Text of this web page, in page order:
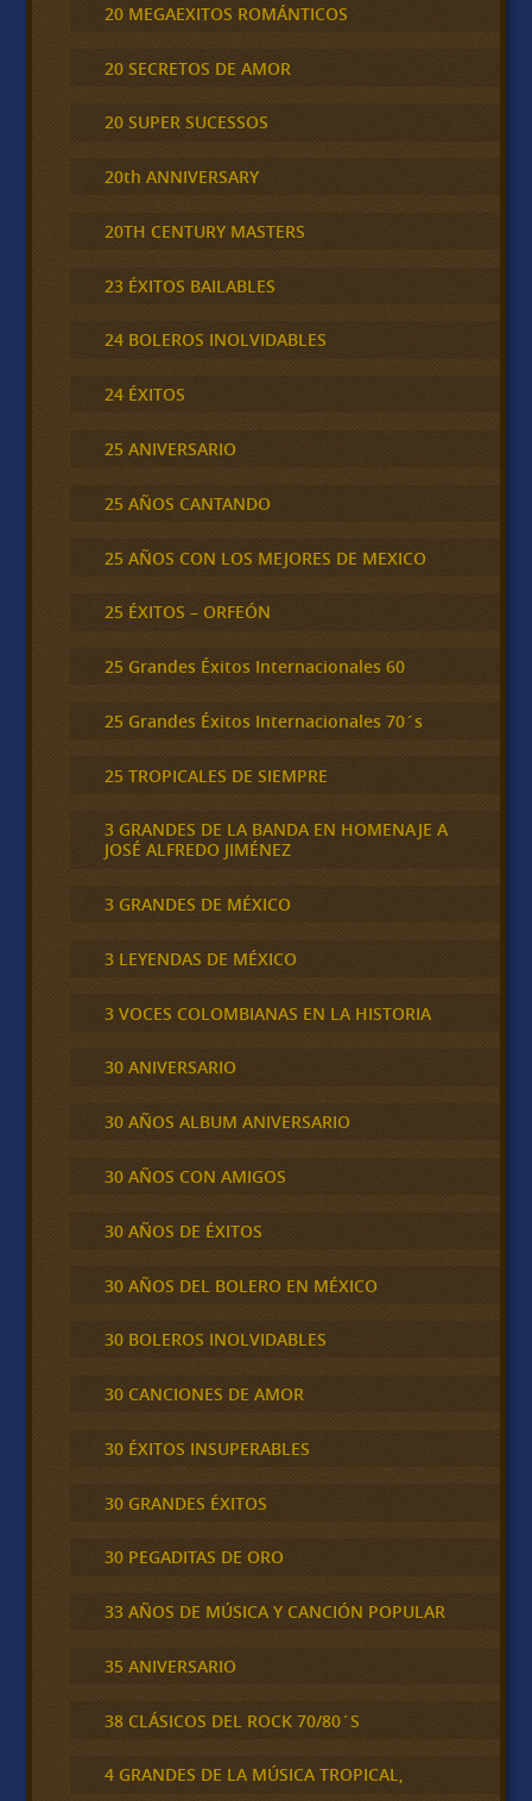
20 MEGAEXITOS ROMÁNTICOS
20 SECRETOS DE AMOR
20 SUPER SUCESSOS
20th ANNIVERSARY
20TH CENTURY MASTERS
23 ÉXITOS BAILABLES
24 BOLEROS INOLVIDABLES
24 ÉXITOS
25 ANIVERSARIO
25 AÑOS CANTANDO
25 AÑOS CON LOS MEJORES DE MEXICO
25 ÉXITOS – ORFEÓN
25 Grandes Éxitos Internacionales 60
25 Grandes Éxitos Internacionales 70´s
25 TROPICALES DE SIEMPRE
3 GRANDES DE LA BANDA EN HOMENAJE A
JOSÉ ALFREDO JIMÉNEZ
3 GRANDES DE MÉXICO
3 LEYENDAS DE MÉXICO
3 VOCES COLOMBIANAS EN LA HISTORIA
30 ANIVERSARIO
30 AÑOS ALBUM ANIVERSARIO
30 AÑOS CON AMIGOS
30 AÑOS DE ÉXITOS
30 AÑOS DEL BOLERO EN MÉXICO
30 BOLEROS INOLVIDABLES
30 CANCIONES DE AMOR
30 ÉXITOS INSUPERABLES
30 GRANDES ÉXITOS
30 PEGADITAS DE ORO
33 AÑOS DE MÚSICA Y CANCIÓN POPULAR
35 ANIVERSARIO
38 CLÁSICOS DEL ROCK 70/80´S
4 GRANDES DE LA MÚSICA TROPICAL,